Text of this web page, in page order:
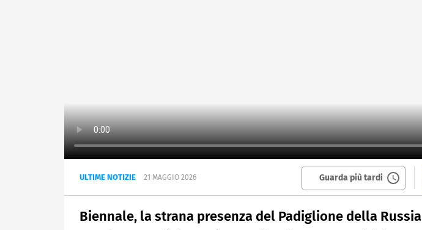
ULTIME NOTIZIE 21 MAGGIO 2026 Guarda più tardi
Biennale, la strana presenza del Padiglione della Russia